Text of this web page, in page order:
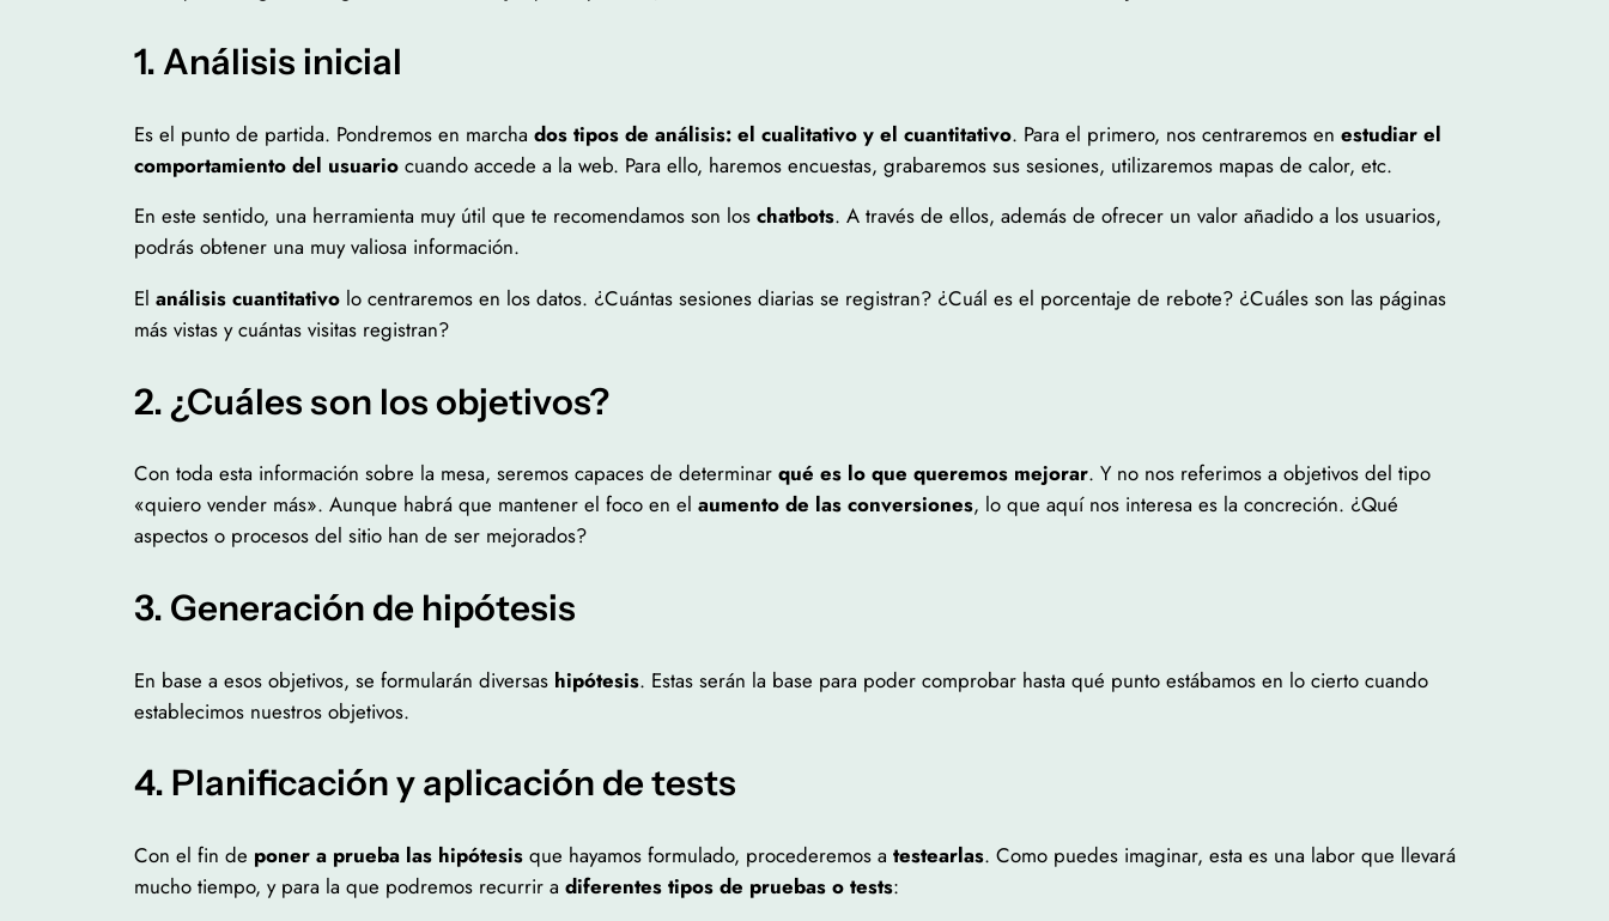
1. Análisis inicial
Es el punto de partida. Pondremos en marcha dos tipos de análisis: el cualitativo y el cuantitativo. Para el primero, nos centraremos en estudiar el
comportamiento del usuario cuando accede a la web. Para ello, haremos encuestas, grabaremos sus sesiones, utilizaremos mapas de calor, etc.
En este sentido, una herramienta muy útil que te recomendamos son los chatbots. A través de ellos, además de ofrecer un valor añadido a los usuarios,
podrás obtener una muy valiosa información.
El análisis cuantitativo lo centraremos en los datos. ¿Cuántas sesiones diarias se registran? ¿Cuál es el porcentaje de rebote? ¿Cuáles son las páginas
más vistas y cuántas visitas registran?
2. ¿Cuáles son los objetivos?
Con toda esta información sobre la mesa, seremos capaces de determinar qué es lo que queremos mejorar. Y no nos referimos a objetivos del tipo
«quiero vender más». Aunque habrá que mantener el foco en el aumento de las conversiones, lo que aquí nos interesa es la concreción. ¿Qué
aspectos o procesos del sitio han de ser mejorados?
3. Generación de hipótesis
En base a esos objetivos, se formularán diversas hipótesis. Estas serán la base para poder comprobar hasta qué punto estábamos en lo cierto cuando
establecimos nuestros objetivos.
4. Planificación y aplicación de tests
Con el fin de poner a prueba las hipótesis que hayamos formulado, procederemos a testearlas. Como puedes imaginar, esta es una labor que llevará
mucho tiempo, y para la que podremos recurrir a diferentes tipos de pruebas o tests: